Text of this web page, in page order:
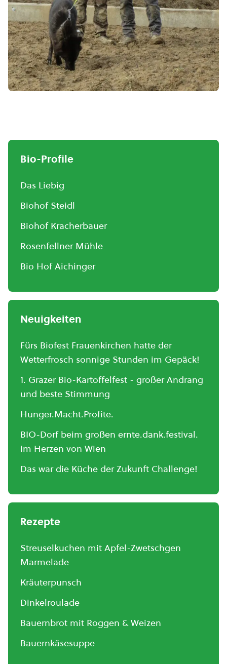
Bio-Profile
Das Liebig
Biohof Steidl
Biohof Kracherbauer
Rosenfellner Mühle
Bio Hof Aichinger
Neuigkeiten
Fürs Biofest Frauenkirchen hatte der
Wetterfrosch sonnige Stunden im Gepäck!
1. Grazer Bio-Kartoffelfest - großer Andrang
und beste Stimmung
Hunger.Macht.Profite.
BIO-Dorf beim großen ernte.dank.festival.
im Herzen von Wien
Das war die Küche der Zukunft Challenge!
Rezepte
Streuselkuchen mit Apfel-Zwetschgen
Marmelade
Kräuterpunsch
Dinkelroulade
Bauernbrot mit Roggen & Weizen
Bauernkäsesuppe